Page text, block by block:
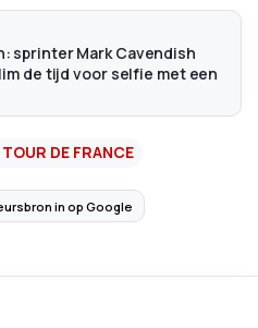
sprinter Mark Cavendish
de tijd voor selfie met een
TOUR DE FRANCE
in op Google